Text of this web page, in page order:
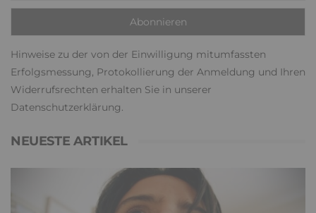
Hinweise zu der von der Einwilligung mitumfassten
Erfolgsmessung, Protokollierung der Anmeldung und Ihren
Widerrufsrechten erhalten Sie in unserer
Datenschutzerklärung.
NEUESTE ARTIKEL